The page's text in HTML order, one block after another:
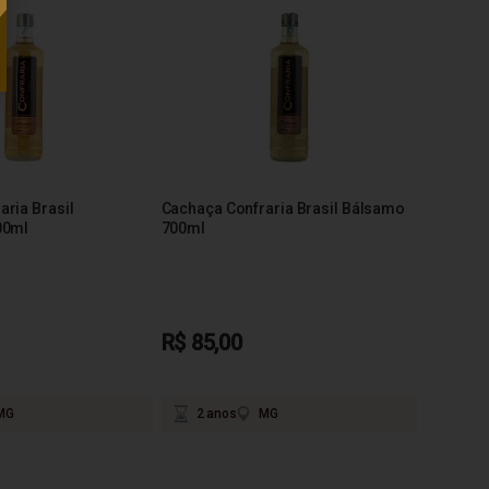
Brasil
Cachaça Confraria Brasil Bálsamo
700ml
R$ 85,00
2 anos MG